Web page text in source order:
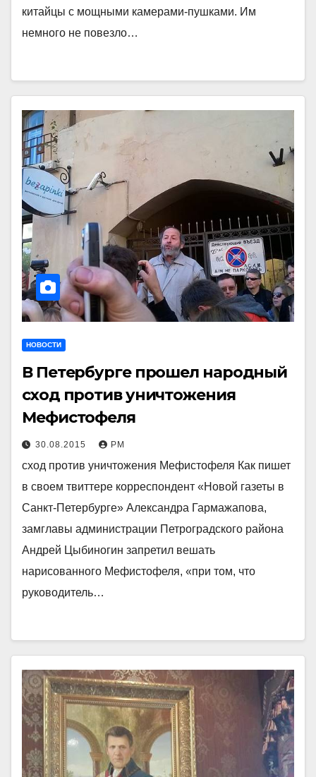
китайцы с мощными камерами-пушками. Им
немного не повезло…
НОВОСТИ
В Петербурге прошел народный
сход против уничтожения
Мефистофеля
30.08.2015 РМ
сход против уничтожения Мефистофеля Как пишет
в своем твиттере корреспондент «Новой газеты в
Санкт-Петербурге» Александра Гармажапова,
замглавы администрации Петроградского района
Андрей Цыбиногин запретил вешать
нарисованного Мефистофеля, «при том, что
руководитель…